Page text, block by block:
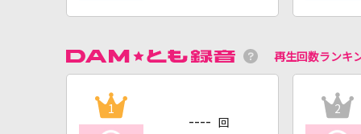
再生回数ランキ
1
---- 回
2